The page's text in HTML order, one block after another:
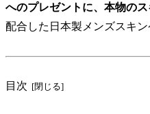
へのプレゼントに、本物のス
配合した日本製メンズスキ
目次